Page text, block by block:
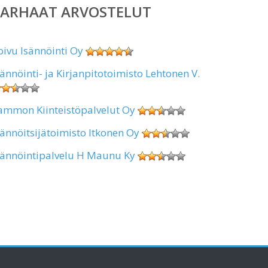
ARVOSTELUT
Isännöinti Oy
ja Kirjanpitotoimisto Lehtonen V.
Kiinteistöpalvelut Oy
Itkonen Oy
H Maunu Ky